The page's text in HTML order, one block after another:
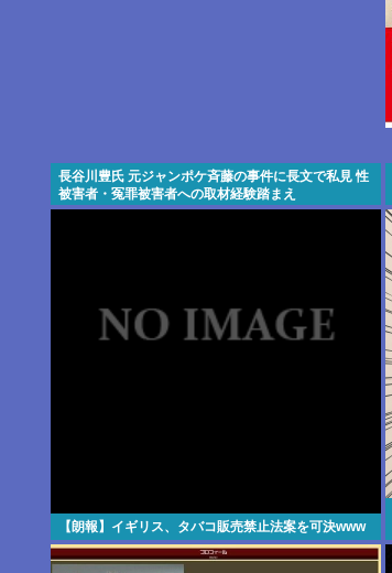
長谷川豊氏 元ジャンポケ斉藤の事件に長文で私見 性
被害者・冤罪被害者への取材経験踏まえ
【朗報】イギリス、タバコ販売禁止法案を可決www